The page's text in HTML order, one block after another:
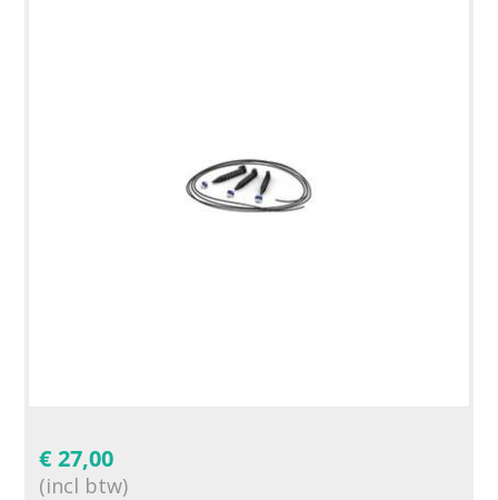
€ 27,00
(incl btw)